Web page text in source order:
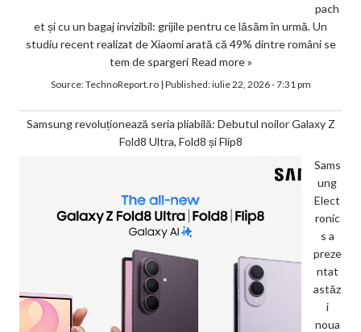
pach
et și cu un bagaj invizibil: grijile pentru ce lăsăm în urmă. Un
studiu recent realizat de Xiaomi arată că 49% dintre români se
tem de spargeri Read more »
Source:TechnoReport.ro| Published:iulie 22, 2026 - 7:31 pm
Samsung revoluționează seria pliabilă: Debutul noilor Galaxy Z
Fold8 Ultra, Fold8 și Flip8
Sams
ung
Elect
ronic
s a
preze
ntat
astăz
i
noua